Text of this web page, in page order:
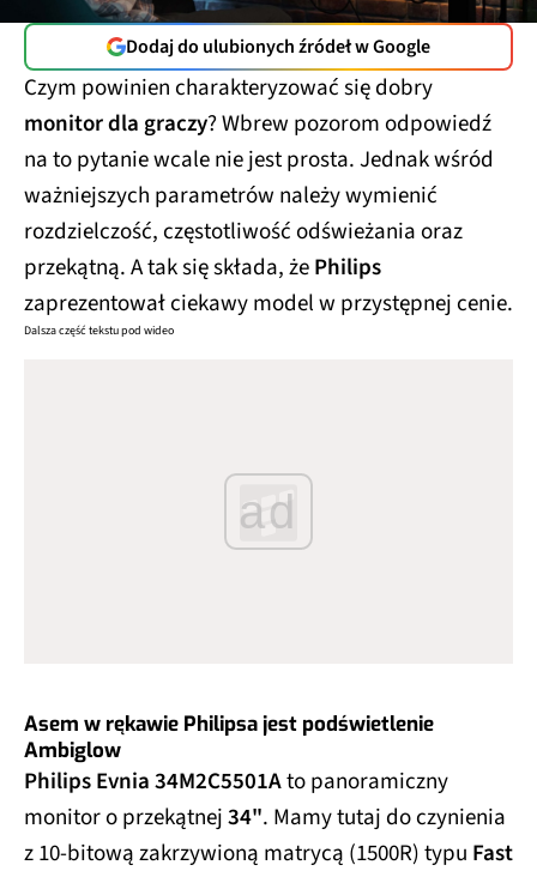
Dodaj do ulubionych źródeł w Google
Czym powinien charakteryzować się dobry
monitor dla graczy? Wbrew pozorom odpowiedź
na to pytanie wcale nie jest prosta. Jednak wśród
ważniejszych parametrów należy wymienić
rozdzielczość, częstotliwość odświeżania oraz
przekątną. A tak się składa, żePhilips
zaprezentował ciekawy model w przystępnej cenie.
Dalsza część tekstu pod wideo
ad
Asem w rękawie Philipsa jest podświetlenie
Ambiglow
Philips Evnia 34M2C5501Ato panoramiczny
monitor o przekątnej34". Mamy tutaj do czynienia
z 10-bitową zakrzywioną matrycą (1500R) typu Fast